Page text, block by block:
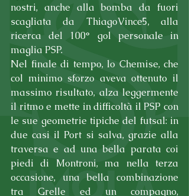
nostri, anche alla bomba da fuori
scagliata da ThiagoVince5, alla
ricerca del 100° gol personale in
maglia PSP.
Nel finale di tempo, lo Chemise, che
col minimo sforzo aveva ottenuto il
massimo risultato, alza leggermente
il ritmo e mette in difficoltà il PSP con
le sue geometrie tipiche del futsal: in
due casi il Port si salva, grazie alla
traversa e ad una bella parata coi
piedi di Montroni, ma nella terza
occasione, una bella combinazione
tra Grelle ed un compagno,